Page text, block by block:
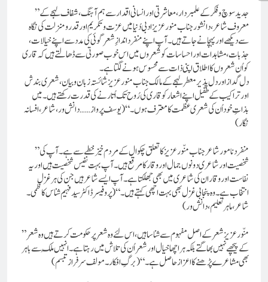
”جدید سوچ و فکر کے علمبردار، معاشرتی اور انسانی اقدار سے ہم آہنگ، شفاف لہجے کے
معروف شاعر، دانشور جناب منور عزیز ادبی دُنیا میں عزت و تکریم اور قدرو منزلت کی نگاہ
سے دیکھے اور پہچانے جاتے ہیں۔ آپ اپنے منفرد اندازِ شعر گوئی کی مدد سے اپنے خیالات،
جذبات، مشاہدات اور احساسات کو شعروں میں اس خوب صورتی سے ڈھالتے ہیں کہ قاری
کو اُن شعروں کا اطلاق اپنی ذات سے محسوس ہونے لگتا ہے۔
دل گداز اور دل پذیر معطر لہجے کے مالک جناب منور عزیز شائستہ زبان و بیان، شعری بندش
اور تراکیب کے طفیل اپنے اشعار کو قاری کی رُوح تک اُتارنے کی قدرت رکھتے ہیں۔ میں
بذاتِ خود اُن کی شعری عظمت کا معترف ہوں۔“ (یوسف پرواز…… دانش ور، شاعر، افسانہ
نگار)
” منفرد نامور شاعرجناب منّور عزیز کا تعلق چکوال کے مردم خیز خطے سے ہے۔آپ کی
شخصیت اور شاعری دونوں جمال اور وقار کا مرقع ہیں۔آپ بہت نفیس شخصیت ہیں اوریہ
نفاست اور وقار ان کی شاعری میں بھی جھلکتا ہے۔آپ ایسے شاعر ہیں جن کی ہر غزل
انتخاب ہے۔ وہ پنجابی غزل بھی بہت اچھی کہتے ہیں۔“ (پروفیسر ڈاکٹر سید فہیم شناس کاظمی۔
شاعر، ماہر تعلیم، دانش ور)
”منّور عزیز شعر کے اصل مفہوم سے شنا سا ہیں،اس لئے وہ شعر پر حکومت کرتے ہیں وہ شعر
کے پیچھے نہیں بھاگتے بلکہ ہر اچھا خیال ا ور شعراُن کی تلاش میں رہتا ہے۔ انہیں مُلک سے باہر
بھی مشاعرے پڑھنے کا اعزاز حاصل ہے۔“ (برگِ افکار۔ مولف سرفراز تبسم)